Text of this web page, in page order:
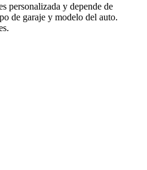
personalizada y depende de
de garaje y modelo del auto.